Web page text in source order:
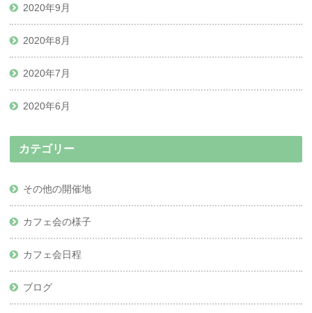
2020年9月
2020年8月
2020年7月
2020年6月
カテゴリー
その他の開催地
カフェ会の様子
カフェ会日程
ブログ